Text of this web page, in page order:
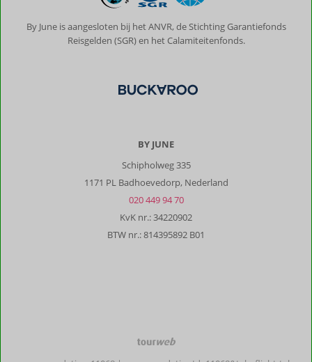
By June is aangesloten bij het ANVR, de Stichting Garantiefonds
Reisgelden (SGR) en het Calamiteitenfonds.
BY JUNE
Schipholweg 335
1171 PL Badhoevedorp, Nederland
020 449 94 70
KvK nr.: 34220902
BTW nr.: 814395892 B01
TourWeb